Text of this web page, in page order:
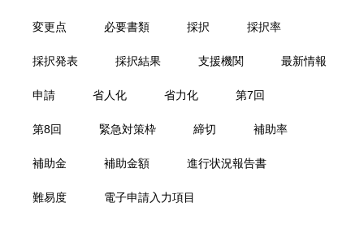
変更点 必要書類 採択 採択率
採択発表 採択結果 支援機関 最新情報
申請 省人化 省力化 第7回
第8回 緊急対策枠 締切 補助率
補助金 補助金額 進行状況報告書
難易度 電子申請入力項目